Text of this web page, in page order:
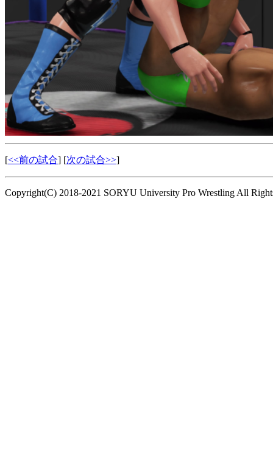
[<<前の試合] [次の試合>>]
Copyright(C) 2018-2021 SORYU University Pro Wrestling All